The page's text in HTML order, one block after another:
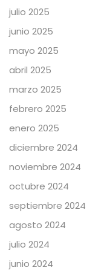
julio 2025
junio 2025
mayo 2025
abril 2025
marzo 2025
febrero 2025
enero 2025
diciembre 2024
noviembre 2024
octubre 2024
septiembre 2024
agosto 2024
julio 2024
junio 2024